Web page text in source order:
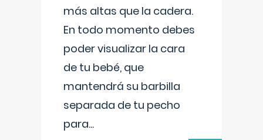
más altas que la cadera.
En todo momento debes
poder visualizar la cara
de tu bebé, que
mantendrá su barbilla
separada de tu pecho
para...